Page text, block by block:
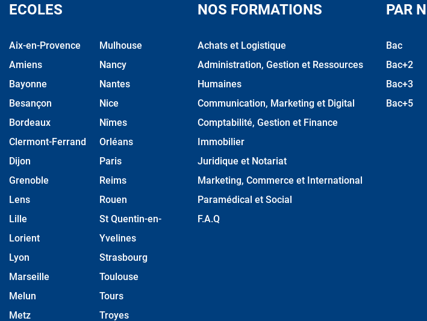
ECOLES
Aix-en-Provence
Amiens
Bayonne
Besançon
Bordeaux
Clermont-Ferrand
Dijon
Grenoble
Lens
Lille
Lorient
Lyon
Marseille
Melun
Metz
Mulhouse
Nancy
Nantes
Nice
Nîmes
Orléans
Paris
Reims
Rouen
St Quentin-en-
Yvelines
Strasbourg
Toulouse
Tours
Troyes
NOS FORMATIONS
Achats et Logistique
Administration, Gestion et Ressources
Humaines
Communication, Marketing et Digital
Comptabilité, Gestion et Finance
Immobilier
Juridique et Notariat
Marketing, Commerce et International
Paramédical et Social
F.A.Q
PAR
Bac
Bac+2
Bac+3
Bac+5